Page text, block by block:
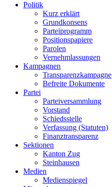
Politik
Kurz erklärt
Grundkonsens
Parteiprogramm
Positionspapiere
Parolen
Vernehmlassungen
Kampagnen
Transparenzkampagne
Befreite Dokumente
Partei
Parteiversammlung
Vorstand
Schiedsstelle
Verfassung (Statuten)
Finanztransparenz
Sektionen
Kanton Zug
Steinhausen
Medien
Medienspiegel